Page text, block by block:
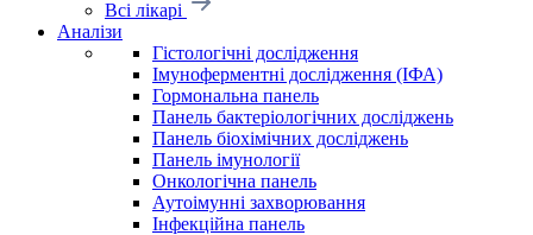
Всі лікарі
Аналізи
Гістологічні дослідження
Імуноферментні дослідження (ІФА)
Гормональна панель
Панель бактеріологічних досліджень
Панель біохімічних досліджень
Панель імунології
Онкологічна панель
Аутоімунні захворювання
Інфекційна панель